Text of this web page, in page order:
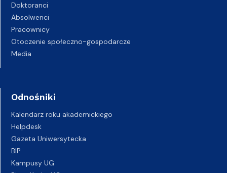
Doktoranci
Absolwenci
Pracownicy
Otoczenie społeczno-gospodarcze
Media
Odnośniki
Kalendarz roku akademickiego
Helpdesk
Gazeta Uniwersytecka
BIP
Kampusy UG